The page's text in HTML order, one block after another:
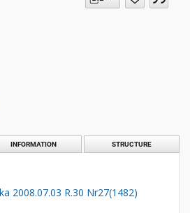
INFORMATION STRUCTURE
2008.07.03 R.30 Nr27(1482)